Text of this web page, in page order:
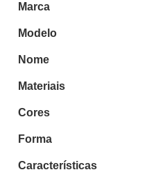
Marca
Modelo
Nome
Materiais
Cores
Forma
Características